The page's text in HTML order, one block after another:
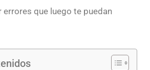
que luego te puedan